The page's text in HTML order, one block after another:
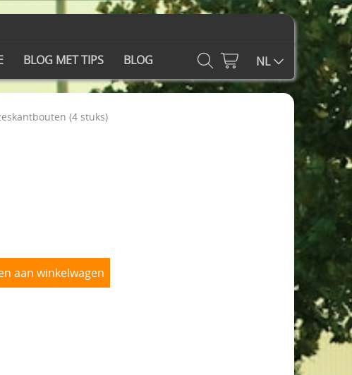
BLOG MET TIPS BLOG NL
(4 stuks)